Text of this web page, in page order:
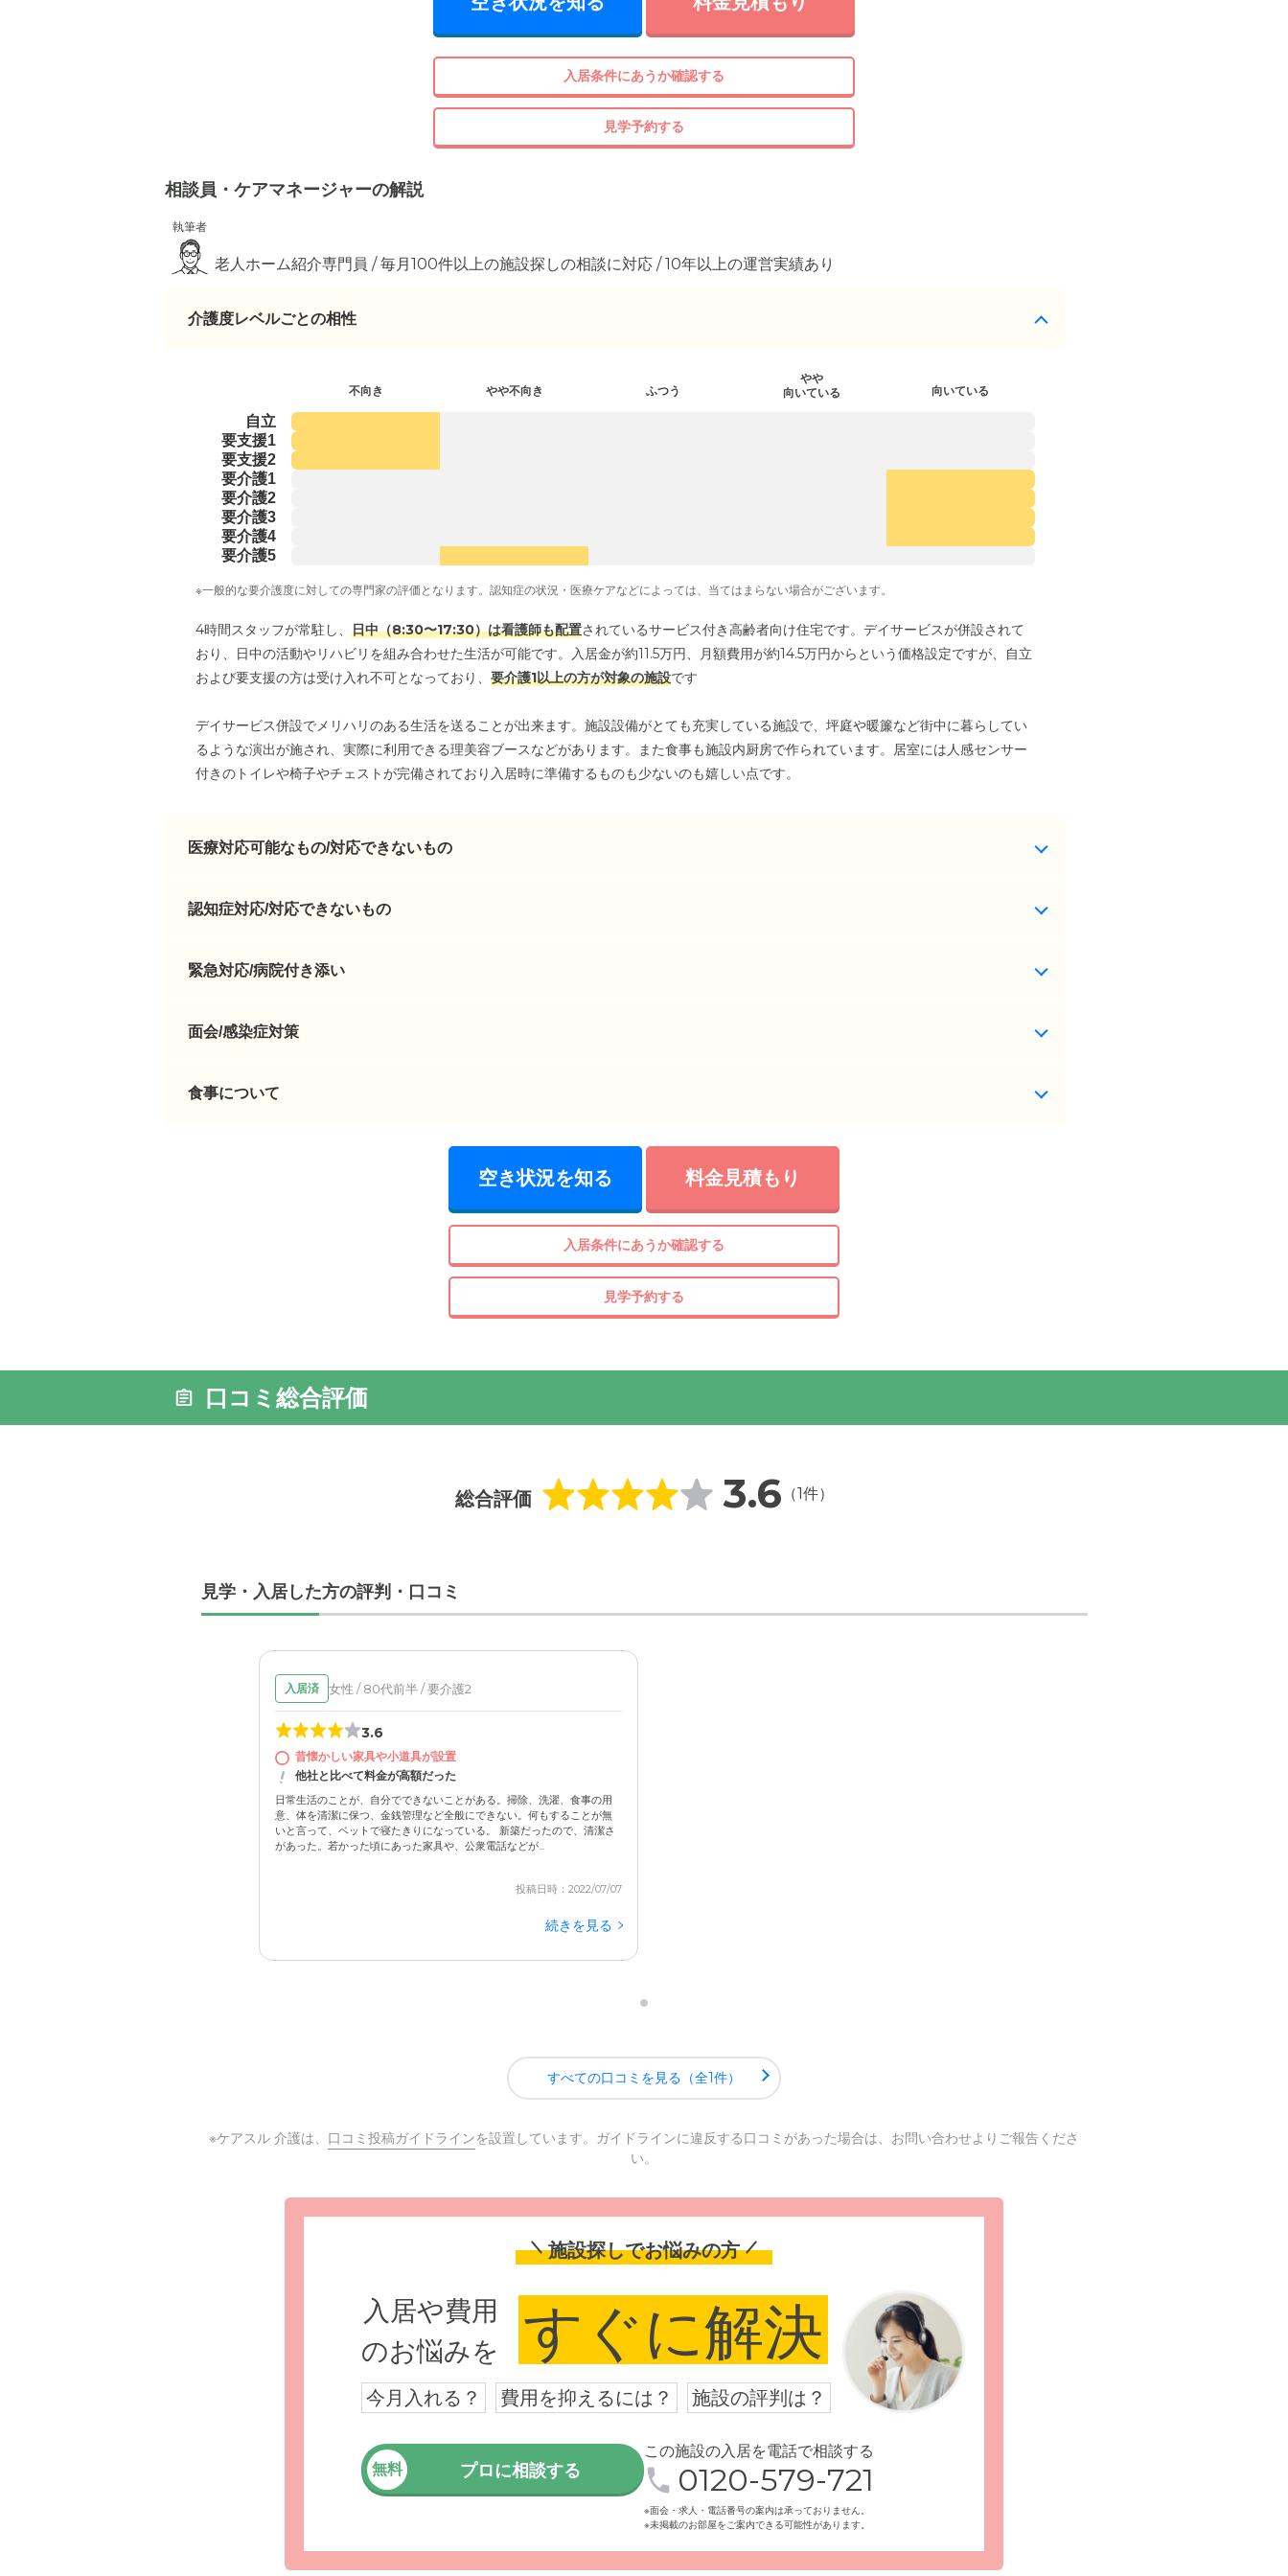
入居条件にあうか確認する
見学予約する
相談員・ケアマネージャーの解説
執筆者
老人ホーム紹介専門員 / 毎月100件以上の施設探しの相談に対応 / 10年以上の運営実績あり
介護度レベルごとの相性
不向き やや不向き ふつう
やや
向いている
向いている
自立
要支援1
要支援2
要介護1
要介護2
要介護3
要介護4
要介護5
※一般的な要介護度に対しての専門家の評価となります。認知症の状況・医療ケアなどによっては、当てはまらない場合がございます。
4時間スタッフが常駐し、 日中（8:30〜17:30）は看護師も配置されているサービス付き高齢者向け住宅です。デイサービスが併設されて
おり、日中の活動やリハビリを組み合わせた生活が可能です。入居金が約11.5万円、月額費用が約14.5万円からという価格設定ですが、自立
および要支援の方は受け入れ不可となっており、 要介護1以上の方が対象の施設です
デイサービス併設でメリハリのある生活を送ることが出来ます。施設設備がとても充実している施設で、坪庭や暖簾など街中に暮らしてい
るような演出が施され、実際に利用できる理美容ブースなどがあります。また食事も施設内厨房で作られています。居室には人感センサー
付きのトイレや椅子やチェストが完備されており入居時に準備するものも少ないのも嬉しい点です。
医療対応可能なもの/対応できないもの
認知症対応/対応できないもの
緊急対応/病院付き添い
面会/感染症対策
食事について
空き状況を知る 料金見積もり
入居条件にあうか確認する
見学予約する
口コミ総合評価
総合評価 3.6 （1件）
見学・入居した方の評判・口コミ
入居済 女性 / 80代前半 / 要介護2
3.6
昔懐かしい家具や小道具が設置
他社と比べて料金が高額だった
日常生活のことが、自分でできないことがある。掃除、洗濯、食事の用
意、体を清潔に保つ、金銭管理など全般にできない。何もすることが無
いと言って、ベットで寝たきりになっている。 新築だったので、清潔さ
があった。若かった頃にあった家具や、公衆電話などが...
投稿日時：2022/07/07
続きを見る
すべての口コミを見る（全1件）
※ケアスル 介護は、 口コミ投稿ガイドラインを設置しています。ガイドラインに違反する口コミがあった場合は、お問い合わせよりご報告くださ
い。
施設探しでお悩みの方
入居や費用
のお悩みを
すぐに解決
今月入れる？ 費用を抑えるには？ 施設の評判は？
無料 プロに相談する
この施設の入居を電話で相談する
0120-579-721
※面会・求人・電話番号の案内は承っておりません。
※未掲載のお部屋をご案内できる可能性があります。